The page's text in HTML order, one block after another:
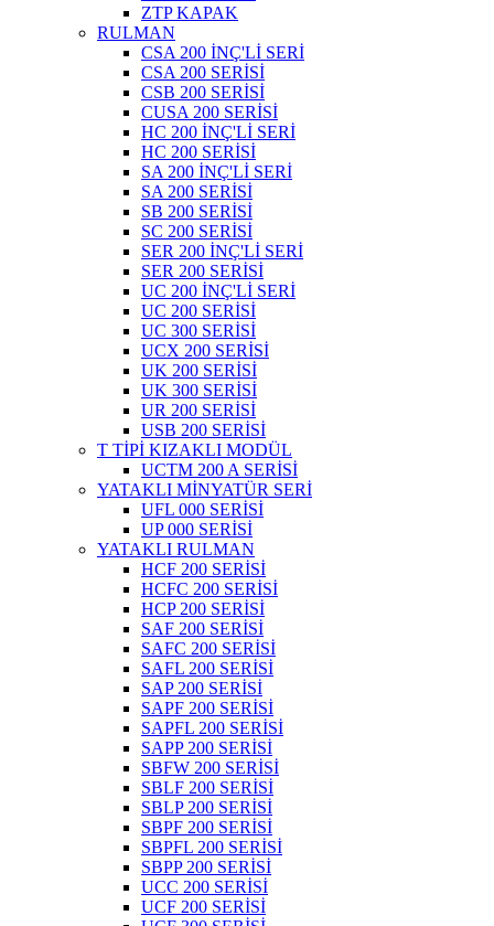
ZTP KAPAK
RULMAN
CSA 200 İNÇ'Lİ SERİ
CSA 200 SERİSİ
CSB 200 SERİSİ
CUSA 200 SERİSİ
HC 200 İNÇ'Lİ SERİ
HC 200 SERİSİ
SA 200 İNÇ'Lİ SERİ
SA 200 SERİSİ
SB 200 SERİSİ
SC 200 SERİSİ
SER 200 İNÇ'Lİ SERİ
SER 200 SERİSİ
UC 200 İNÇ'Lİ SERİ
UC 200 SERİSİ
UC 300 SERİSİ
UCX 200 SERİSİ
UK 200 SERİSİ
UK 300 SERİSİ
UR 200 SERİSİ
USB 200 SERİSİ
T TİPİ KIZAKLI MODÜL
UCTM 200 A SERİSİ
YATAKLI MİNYATÜR SERİ
UFL 000 SERİSİ
UP 000 SERİSİ
YATAKLI RULMAN
HCF 200 SERİSİ
HCFC 200 SERİSİ
HCP 200 SERİSİ
SAF 200 SERİSİ
SAFC 200 SERİSİ
SAFL 200 SERİSİ
SAP 200 SERİSİ
SAPF 200 SERİSİ
SAPFL 200 SERİSİ
SAPP 200 SERİSİ
SBFW 200 SERİSİ
SBLF 200 SERİSİ
SBLP 200 SERİSİ
SBPF 200 SERİSİ
SBPFL 200 SERİSİ
SBPP 200 SERİSİ
UCC 200 SERİSİ
UCF 200 SERİSİ